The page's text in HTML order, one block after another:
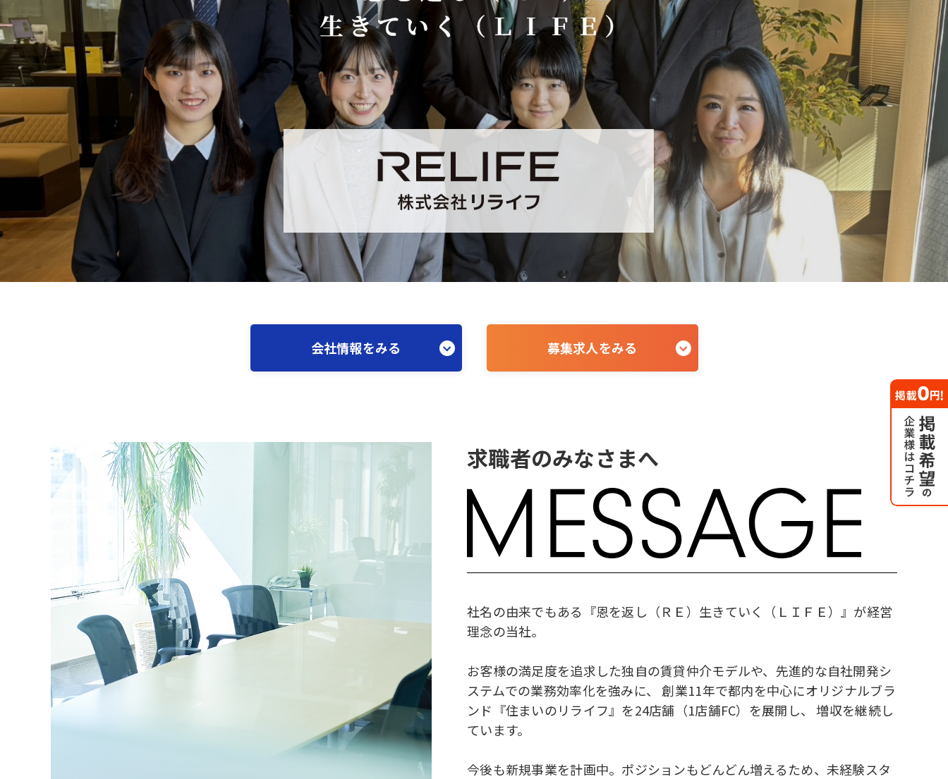
会社情報をみる 募集求人をみる
求職者のみなさまへ
社名の由来でもある『恩を返し（ＲＥ）生きていく（ＬＩＦＥ）』が経営
理念の当社。
お客様の満足度を追求した独自の賃貸仲介モデルや、先進的な自社開発シ
ステムでの業務効率化を強みに、 創業11年で都内を中心にオリジナルブラ
ンド『住まいのリライフ』を24店舗（1店舗FC）を展開し、 増収を継続し
ています。
今後も新規事業を計画中。ポジションもどんどん増えるため、未経験スタ